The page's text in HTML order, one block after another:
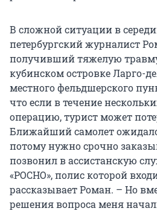
В сложной ситуации в
петербургский журналист
получивший тяжелую
кубинском островке Ларго-
местного фельдшерского
что если в течение
операцию, турист может
Ближайший самолет
потому нужно срочно
позвонил в ассистанскую
«РОСНО», полис которой
рассказывает Роман. – Но
решения вопроса меня